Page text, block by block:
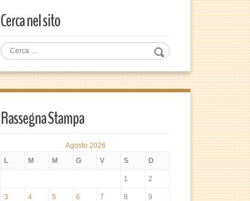
Cerca nel sito
Rassegna Stampa
Agosto 2026
L
M M G V S D
1 2
3 4 5 6 7 8 9